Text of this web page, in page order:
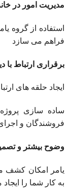
مدیریت امور در
استفاده از گروه
فراهم می سازد
برقراری ارتباط با
ایجاد حلقه های
ساده سازی
فروشندگان و
وضوح بیشتر و
یامر امکان کشف
به کار شما را ایجاد